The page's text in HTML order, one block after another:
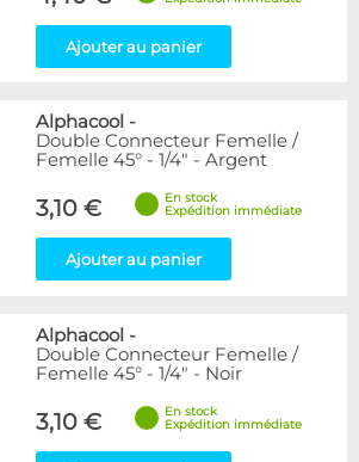
Ajouter au panier
Alphacool -
Double Connecteur Femelle /
Femelle 45° - 1/4" - Argent
3,10 €
En stock
Expédition immédiate
Ajouter au panier
Alphacool -
Double Connecteur Femelle /
Femelle 45° - 1/4" - Noir
3,10 €
En stock
Expédition immédiate